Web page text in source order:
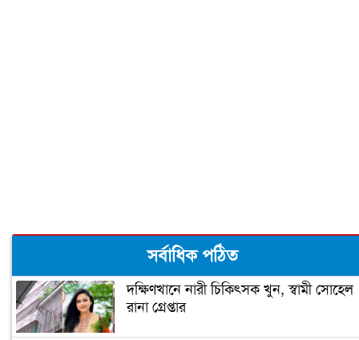
ঝালকাঠিতে পিলার চোরাচালান চক্রের ৮
সদস্য আটক
নারায়ণগঞ্জে গুদাম পরিষ্কার করতে গিয়ে ২
সর্বাধিক পঠিত
দক্ষিণখানে নারী চিকিৎসক খুন, স্বামী সোহেল
রানা গ্রেপ্তার